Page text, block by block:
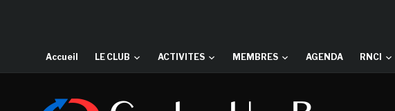
Accueil LE CLUB ACTIVITES MEMBRES AGENDA RNCI